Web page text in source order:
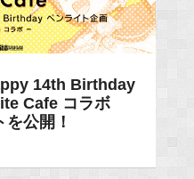
14th Birthday
Cafe コラボ
公開！